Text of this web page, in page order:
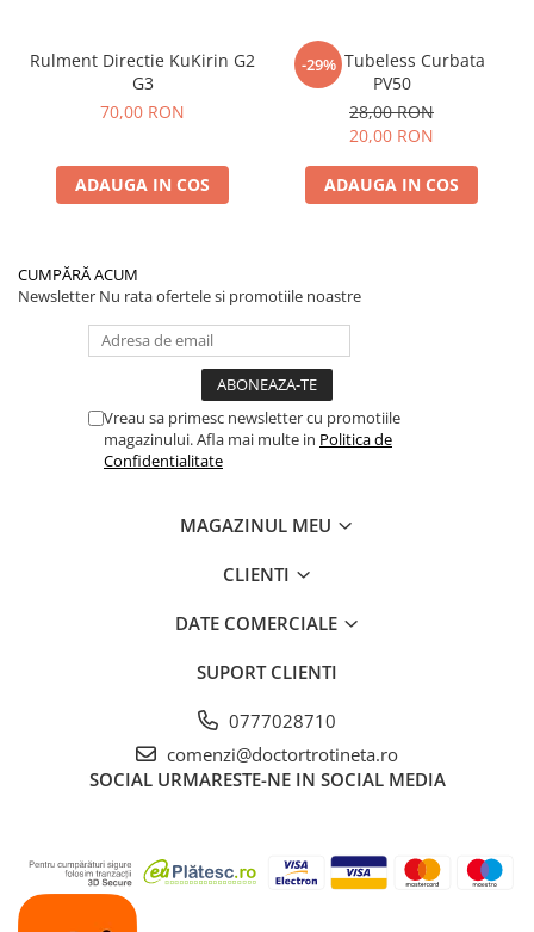
Rulment Directie KuKirin G2
G3
70,00 RON
ADAUGA IN COS
-29%
Valva Tubeless Curbata
PV50
28,00 RON
20,00 RON
ADAUGA IN COS
CUMPĂRĂ ACUM
Newsletter Nu rata ofertele si promotiile noastre
Vreau sa primesc newsletter cu promotiile
magazinului. Afla mai multe in Politica de
Confidentialitate
MAGAZINUL MEU
CLIENTI
DATE COMERCIALE
SUPORT CLIENTI
0777028710
comenzi@doctortrotineta.ro
SOCIAL URMARESTE-NE IN SOCIAL MEDIA